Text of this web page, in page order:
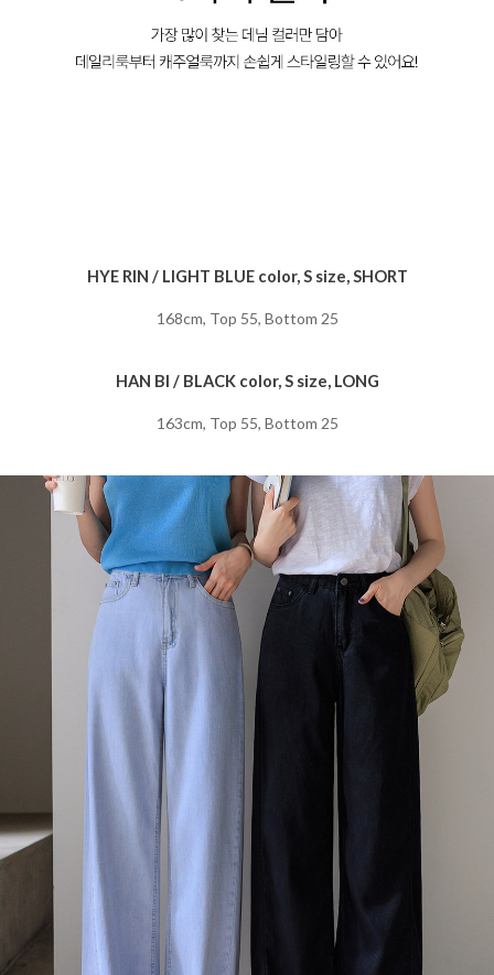
HYE RIN / LIGHT BLUE color, S size, SHORT
168cm, Top 55, Bottom 25
HAN BI / BLACK color, S size, LONG
163cm, Top 55, Bottom 25